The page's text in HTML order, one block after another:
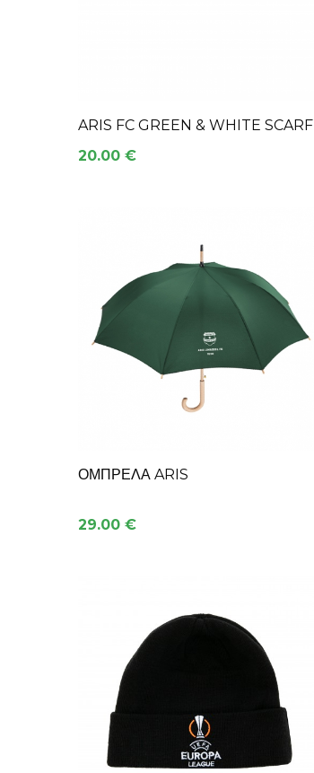
ARIS FC GREEN & WHITE SCARF
20.00 €
ΟΜΠΡΕΛΑ ARIS
29.00 €